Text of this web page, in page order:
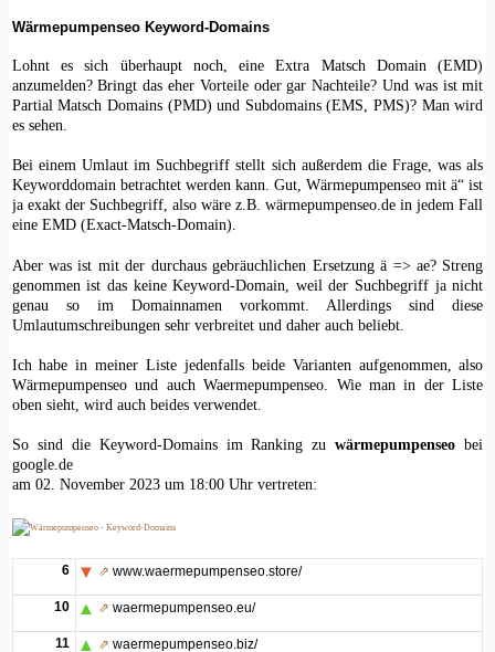
Wärmepumpenseo Keyword-Domains
Lohnt es sich überhaupt noch, eine Extra Matsch Domain (EMD)
anzumelden? Bringt das eher Vorteile oder gar Nachteile? Und was ist mit
Partial Matsch Domains (PMD) und Subdomains (EMS, PMS)? Man wird
es sehen.
Bei einem Umlaut im Suchbegriff stellt sich außerdem die Frage, was als
Keyworddomain betrachtet werden kann. Gut, Wärmepumpenseo mit ä“ ist
ja exakt der Suchbegriff, also wäre z.B. wärmepumpenseo.de in jedem Fall
eine EMD (Exact-Matsch-Domain).
Aber was ist mit der durchaus gebräuchlichen Ersetzung ä => ae? Streng
genommen ist das keine Keyword-Domain, weil der Suchbegriff ja nicht
genau so im Domainnamen vorkommt. Allerdings sind diese
Umlautumschreibungen sehr verbreitet und daher auch beliebt.
Ich habe in meiner Liste jedenfalls beide Varianten aufgenommen, also
Wärmepumpenseo und auch Waermepumpenseo. Wie man in der Liste
oben sieht, wird auch beides verwendet.
So sind die Keyword-Domains im Ranking zuwärmepumpenseo bei
google.de
am 02. November 2023 um 18:00 Uhr vertreten:
6 ⇗ www.waermepumpenseo.store/
10 ⇗ waermepumpenseo.eu/
11 ⇗ waermepumpenseo.biz/